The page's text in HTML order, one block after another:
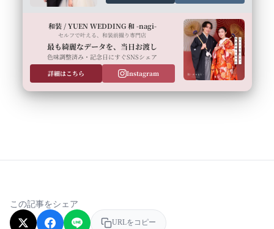
和装 / YUEN WEDDING 和 -nagi-
セルフで叶える、和装前撮り専門店
最も綺麗なデータを、当日お渡し
色味調整済み・記念日にすぐSNSシェア
詳細はこちら
Instagram
この記事をシェア
URLをコピー